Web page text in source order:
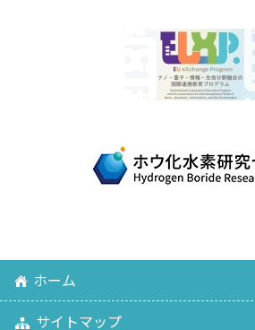
ホーム
サイトマップ